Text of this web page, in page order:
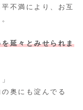
不満により、お互
延々とみせられま
奥にも淀んでる